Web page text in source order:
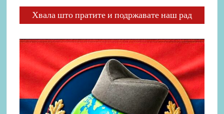
Хвала што пратите и подржавате наш рад